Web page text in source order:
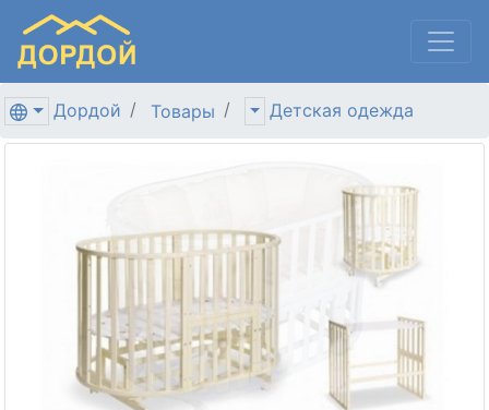
Дордой Товары Детская одежда